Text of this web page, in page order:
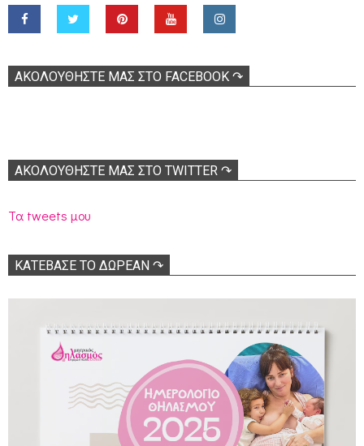
ΑΚΟΛOΥΘΉΣΤΕ ΜΑΣ ΣΤΟ FACEBOOK ↷
ΑΚΟΛΟΥΘΉΣΤΕ ΜΑΣ ΣΤΟ TWITTER ↷
Τα tweets μου
ΚΑΤΕΒΑΣΕ ΤΟ ΔΩΡΕΑΝ ↷